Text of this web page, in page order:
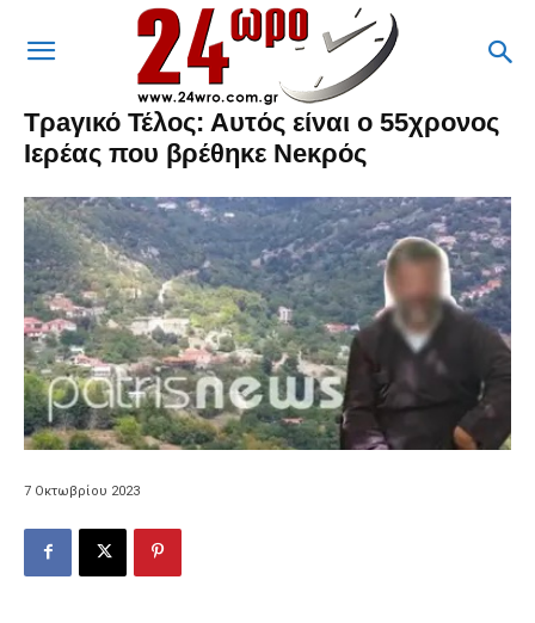
Τρaγικό Τέλος: Αυτός είναι ο 55χρονος
Ιερέας που βρέθηκε Νeκρός
7 Οκτωβρίου 2023